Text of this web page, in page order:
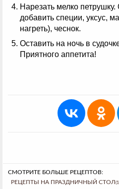
Нарезать мелко
добавить специи, уксус,
нагреть), чеснок.
Оставить на ночь в
Приятного аппетита!
СМОТРИТЕ БОЛЬШЕ РЕЦЕПТОВ:
РЕЦЕПТЫ НА ПРАЗДНИЧНЫЙ СТОЛ